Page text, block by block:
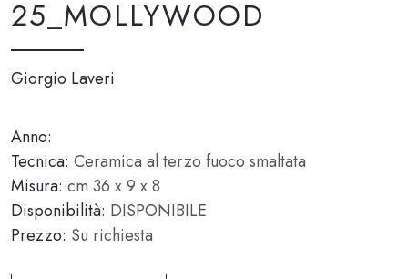
25_MOLLYWOOD
Giorgio Laveri
Anno:
Tecnica: Ceramica al terzo fuoco smaltata
Misura: cm 36 x 9 x 8
Disponibilità: DISPONIBILE
Prezzo: Su richiesta